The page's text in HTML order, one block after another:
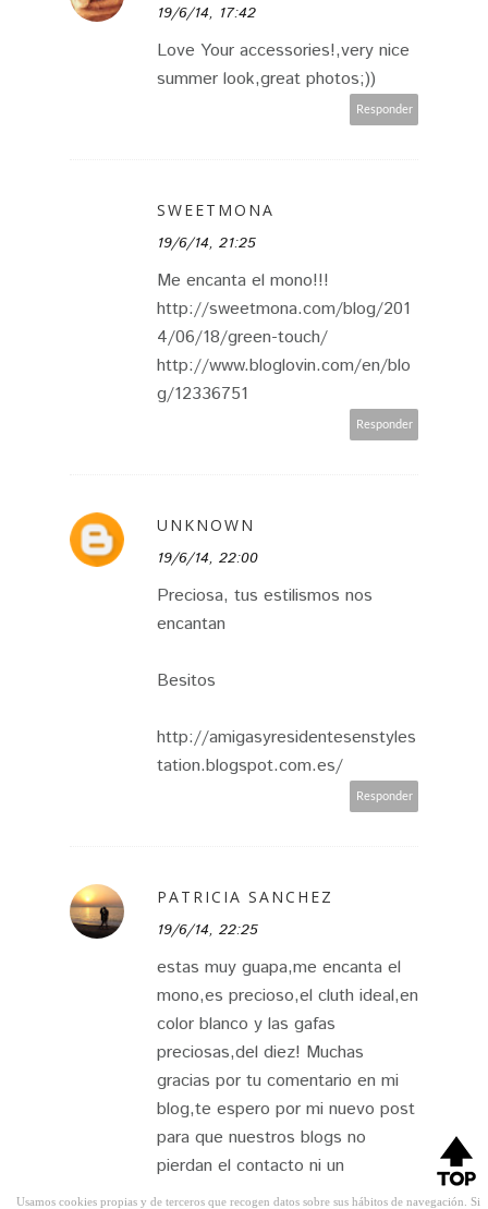
19/6/14, 17:42
Love Your accessories!,very nice
summer look,great photos;))
Responder
SWEETMONA
19/6/14, 21:25
Me encanta el mono!!!
http://sweetmona.com/blog/201
4/06/18/green-touch/
http://www.bloglovin.com/en/blo
g/12336751
Responder
UNKNOWN
19/6/14, 22:00
Preciosa, tus estilismos nos
encantan
Besitos
http://amigasyresidentesenstyles
tation.blogspot.com.es/
Responder
PATRICIA SANCHEZ
19/6/14, 22:25
estas muy guapa,me encanta el
mono,es precioso,el cluth ideal,en
color blanco y las gafas
preciosas,del diez! Muchas
gracias por tu comentario en mi
blog,te espero por mi nuevo post
para que nuestros blogs no
pierdan el contacto ni un
segundo,muchas gracias guapa,un
Usamos cookies propias y de terceros que recogen datos sobre sus hábitos de navegación. Si